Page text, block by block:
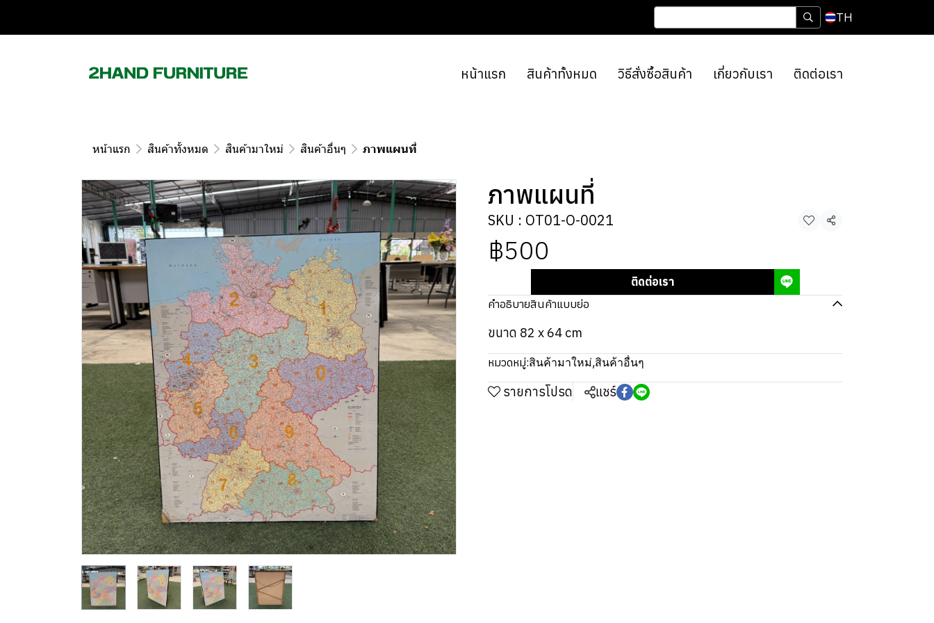
TH
หน้าแรก สินค้าทั้งหมด วิธีสั่งซื้อสินค้า เกี่ยวกับเรา ติดต่อเรา
หน้าแรก สินค้าทั้งหมด สินค้ามาใหม่ สินค้าอื่นๆ ภาพแผนที่
ภาพแผนที่
SKU : OT01-O-0021 แชร์
฿500
ติดต่อเรา
คำอธิบายสินค้าแบบย่อ
ขนาด 82 x 64 cm
หมวดหมู่:สินค้ามาใหม่,สินค้าอื่นๆ
รายการโปรด แชร์